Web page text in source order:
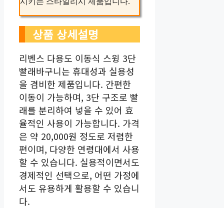
상품 상세설명
리벤스 다용도 이동식 스윙 3단
빨래바구니는 휴대성과 실용성
을 겸비한 제품입니다. 간편한
이동이 가능하며, 3단 구조로 빨
래를 분리하여 넣을 수 있어 효
율적인 사용이 가능합니다. 가격
은 약 20,000원 정도로 저렴한
편이며, 다양한 연령대에서 사용
할 수 있습니다. 실용적이면서도
경제적인 선택으로, 어떤 가정에
서도 유용하게 활용할 수 있습니
다.